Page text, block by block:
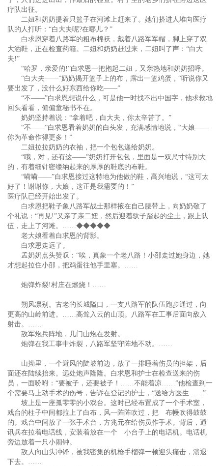
疗队出征。
二妞和奶奶提着只篮子在河滩上赶来了。她们挤进人堆向医疗
队的人打听：“白大夫呢?在哪儿？”
白求恩穿着八路军的粗布棉袄，戴着八路军军帽，脚上穿了双
大洒鞋，正在检查药箱。二妞和奶奶赶过来，二妞叫了声：“白大
夫!”
“哈罗，亲爱的!”白求恩一把抱起二妞，又亲热地和奶奶招呼。
“白大夫——”奶奶揭开篮子上的布，露出一篮鸡蛋，“听说你又
要出发了，没什么好东西给你吃——”
“不——”白求恩想说什么，可是他一时找不出中国字，他求救地
回头看看，偏偏童秘书不在。
奶奶坚持着说：“拿着吧，白大夫，你太辛苦了。”
“不——”白求恩看着奶奶的白头发，充满感情地说，“大娘——
你为革命作得更多！”
二妞拉拉奶奶的衣袖，把一个包包递给奶奶。
“哦，对，还有这——”奶奶打开包包，里面是一双尺寸特别大
的，有着细针密缕纳起来的厚厚的鞋底的布鞋。
“嗬嗬——”白求恩接过这特地为他做的鞋，高兴地说，“这可太
好了！谢谢你，大娘，这正是我需要的！”
医疗队已经开始出发了。
白求恩把鞋子象八路军战士那样掖在自己腰带上，向奶奶敬了
个礼说：“再见!”又亲了亲二妞，然后迎着驮子踏起的尘土，跟上队
伍，走上了河滩。……◆◆◆◆◆
老大娘看着白求恩的背影。
白求恩走远了。
孟奶奶点头赞叹：“唉，真象一个老八路！小邵走过她身边，她
才想起拉住小邵，把鸡蛋往他手里塞。……
炮弹炸裂!村庄在燃烧！……
朔风凛别。古老的长城隘口，一支八路军的队伍跑步通过，向
更高的山岭前进。……高耸入云的山顶。八路军在工事后面向敌入
射击。……
敌军炮兵阵地，几门山炮在发射。……
炮弹在我工事中炸裂，八路军坚守阵地不动。……
山拗里，一个避风的陡坡前边，放了一排睡着伤员的担架，后
面还在陆续抬来。远处炮声隆隆。白求恩和护士在检查送来的伤
员，一面吩咐：“要被子，还要被子！……不能着凉……”他检查到一
个需要马上动手术的伤号，告诉在登记的护士，“送给方医生……”
坡上是一座孤零零的小戏台。这时已经布置成了一个手术室，
戏台的柱子中间都拉上了白布，风一阵阵吹过，把 布幔吹得鼓鼓
的。戏台中间放了一张手术台，方兆元在给伤员作手术。背后，通
讯兵在拉着电话线，安装着放在一个 小台子上的电话机。电话机
旁边放着一只小闹钟。
敌人向山头冲锋，被我密集的机枪手榴弹一顿迎头痛击，溃退
下去。……